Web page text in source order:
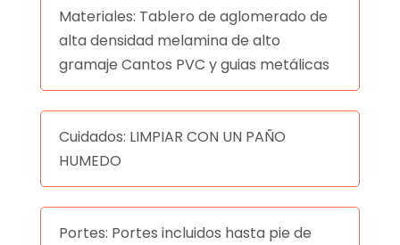
Materiales: Tablero de aglomerado de
alta densidad melamina de alto
gramaje Cantos PVC y guias metálicas
Cuidados: LIMPIAR CON UN PAÑO
HUMEDO
Portes: Portes incluidos hasta pie de